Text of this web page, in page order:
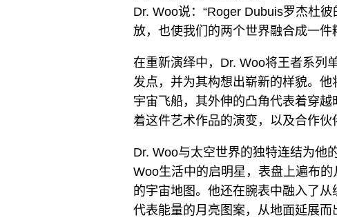
Dr. Woo说：“Roger Dubuis罗杰杜
放，也使我们的两个世界融合成一件
在重新演绎中，Dr. Woo将王者系列
发点，并为其构想出崭新的样貌。
宇宙飞船，其外伸的凸角代表着穿
着这件艺术作品的演变，以及合作伙
Dr. Woo与太空世界的独特连结为他
Woo生活中的启明星，表盘上遍布
的宇宙地图。他还在腕表中融入了从
代表能量的月亮图案，从地面延展